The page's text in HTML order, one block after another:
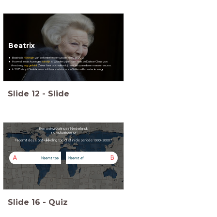
Beatrix
Beatrix iskoninginvan de Nederlanden tussen 1980 en 2013.
Hoewel ze als koningin zakelijkis, worden zij en haar man, de Duitser Claus von
Amsbergerg geliefd. Zeker haar optredens bij rampen waarderen mensen enorm.
In 2013 stopt Beatrix en wordt haar oudste zoon Willem-Alexander koning.
Slide 12 - Slide
Een ontwikkeling in Nederland:
individualisering
Neemt deze ontwikkeling toe óf af in de periode 1990-2000?
A Neemt toe B
Neemt af
Slide 16 - Quiz